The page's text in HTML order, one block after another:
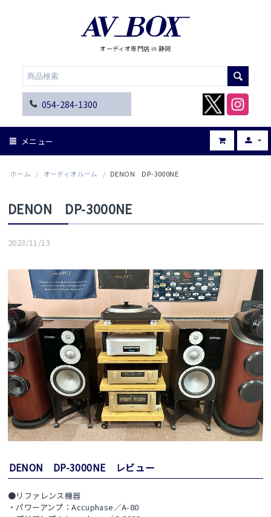
オーディオ専門店 in 静岡
054-284-1300
メニュー
ホーム / オーディオルーム / DENON DP-3000NE
DENON DP-3000NE
2023/11/13
DENON DP-3000NE レビュー
●リファレンス機器
・パワーアンプ：Accuphase／A-80